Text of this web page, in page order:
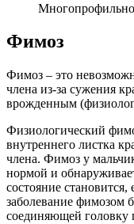
Фимоз
Фимоз – это
члена из-за сужения
врожденным
Физиологический
внутреннего листка
члена. Фимоз у
нормой и
состояние
заболевание фимозом
соединяющей головку